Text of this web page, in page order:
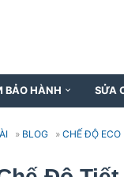
BẢO HÀNH SỬA
» BLOG » CHẾ ĐỘ ECO